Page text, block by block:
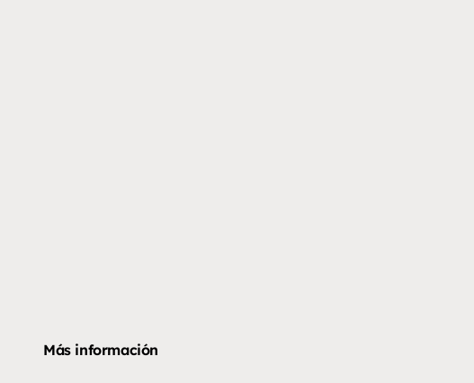
Más información